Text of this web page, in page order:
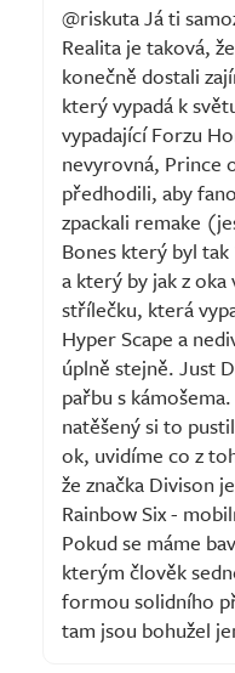
@riskuta Já ti
Realita je taková,
konečně dostali
který vypadá k
vypadající Forzu
nevyrovná, Prince
předhodili, aby
zpackali remake
Bones který byl
a který by jak z oka
střílečku, která
Hyper Scape a
úplně stejně. Just
pařbu s
natěšený si to
ok, uvidíme co z
že značka Divison
Rainbow Six -
Pokud se máme
kterým člověk
formou solidního
tam jsou bohužel